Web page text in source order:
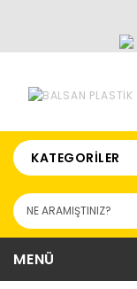
KATEGORILER
MENÜ